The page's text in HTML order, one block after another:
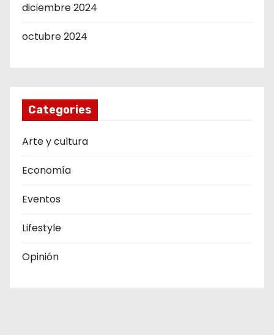
diciembre 2024
octubre 2024
Categories
Arte y cultura
Economía
Eventos
Lifestyle
Opinión